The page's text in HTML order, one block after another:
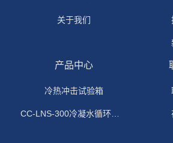
关于我们
产品中心
冷热冲击试验箱
CC-LNS-300冷凝水循环试验箱